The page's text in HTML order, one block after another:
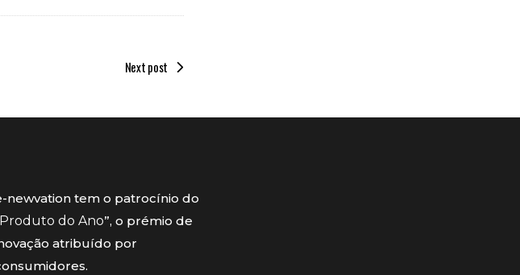
Next post
newvation tem o patrocínio do
Produto do Ano”, o prémio de
atribuído por